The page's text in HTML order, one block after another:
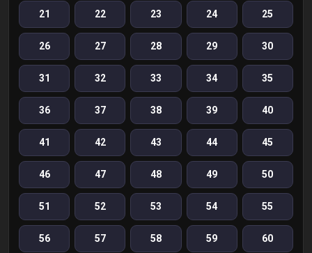
21 22 23 24 25
26 27 28 29 30
31 32 33 34 35
36 37 38 39 40
41 42 43 44 45
46 47 48 49 50
51 52 53 54 55
56 57 58 59 60